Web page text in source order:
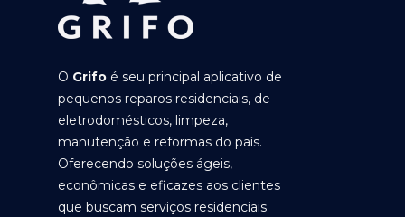
O Grifo é seu principal aplicativo de
pequenos reparos residenciais, de
eletrodomésticos, limpeza,
manutenção e reformas do país.
Oferecendo soluções ágeis,
econômicas e eficazes aos clientes
que buscam serviços residenciais